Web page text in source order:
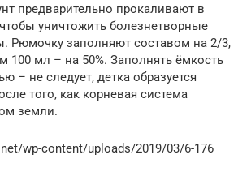
предварительно прокаливают в
уничтожить болезнетворные
Рюмочку заполняют составом на 2/3,
100 мл – на 50%. Заполнять ёмкость
– не следует, детка образуется
того, как корневая система
земли.
wp-content/uploads/2019/03/6-176